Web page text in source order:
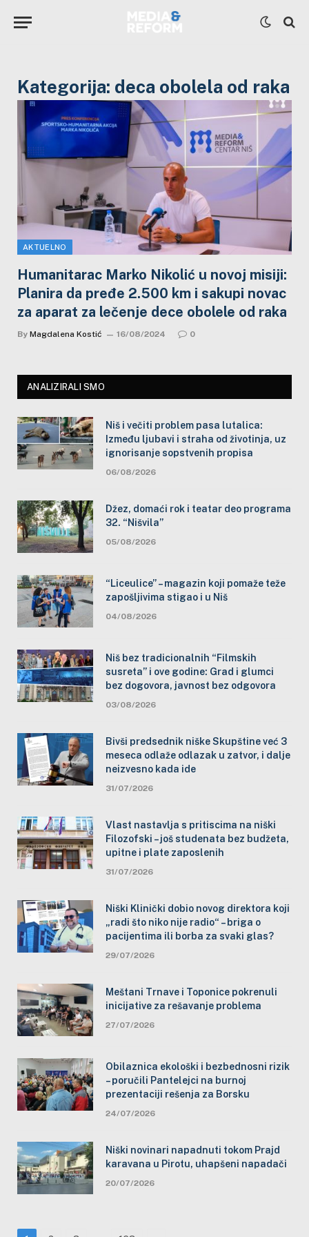
Kategorija: deca obolela od raka
AKTUELNO
Humanitarac Marko Nikolić u novoj misiji:
Planira da pređe 2.500 km i sakupi novac
za aparat za lečenje dece obolele od raka
By Magdalena Kostić 16/08/2024 0
ANALIZIRALI SMO
Niš i večiti problem pasa lutalica:
Između ljubavi i straha od životinja, uz
ignorisanje sopstvenih propisa
06/08/2026
Džez, domaći rok i teatar deo programa
32. “Nišvila”
05/08/2026
“Liceulice” – magazin koji pomaže teže
zapošljivima stigao i u Niš
04/08/2026
Niš bez tradicionalnih “Filmskih
susreta” i ove godine: Grad i glumci
bez dogovora, javnost bez odgovora
03/08/2026
Bivši predsednik niške Skupštine već 3
meseca odlaže odlazak u zatvor, i dalje
neizvesno kada ide
31/07/2026
Vlast nastavlja s pritiscima na niški
Filozofski – još studenata bez budžeta,
upitne i plate zaposlenih
31/07/2026
Niški Klinički dobio novog direktora koji
„radi što niko nije radio“ – briga o
pacijentima ili borba za svaki glas?
29/07/2026
Meštani Trnave i Toponice pokrenuli
inicijative za rešavanje problema
27/07/2026
Obilaznica ekološki i bezbednosni rizik
– poručili Pantelejci na burnoj
prezentaciji rešenja za Borsku
24/07/2026
Niški novinari napadnuti tokom Prajd
karavana u Pirotu, uhapšeni napadači
20/07/2026